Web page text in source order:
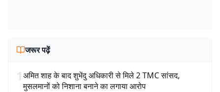
जरूर पढ़ें
1अमित शाह के बाद शुभेंदु अधिकारी से मिले 2 TMC सांसद,
मुसलमानों को निशाना बनाने का लगाया आरोप